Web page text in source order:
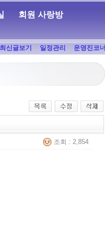
회원 사랑방
최신글보기 일정관리 운영진코너
조회 : 2,854